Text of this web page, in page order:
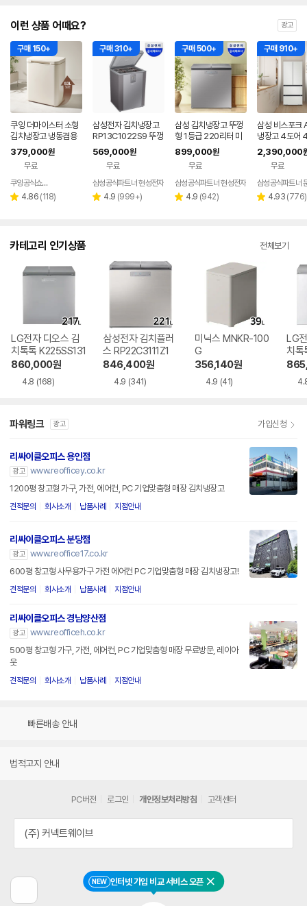
NEW 인터넷 가입 비교 서비스 오픈 닫기
이런 상품 어때요? 광고
구매 150+
쿠잉 더마이스터 소형
김치냉장고 냉동겸용
뚜껑형 발효숙성 K05
5CGGB 그레이지
379,000원
무료
페이
쿠잉공식쇼핑몰
별 4.86 리
(118)
구매 310+
삼성전자 김치냉장고
RP13C1022S9 뚜껑
형 126리터 소형 미니
김장
569,000원
무료
삼성공식파트너 현성전자
별 4.9 리
(999+)
구매 500+
삼성 김치냉장고 뚜껑
형 1등급 220리터 미
니 소형 냉동 2도어 스
탠드
899,000원
무료
삼성공식파트너 현성전자
별 4.9 리
(942)
구매 910+
삼성 비스포크
냉장고 4도어
등급 코타 화이
0F49M1A)
2,390,000
무료
삼성공식파트너
별 4.93 리
(776)
카테고리 인기상품 전체보기
LG전자 디오스 김
치톡톡 K225SS131
860,000원
4.8 (168)
삼성전자 김치플러
스 RP22C3111Z1
846,400원
4.9 (341)
미닉스 MNKR-100
G
356,140원
4.9 (41)
LG
치
1
파워링크 광고 가입신청
리싸이클오피스 용인점
광고 www.reofficey.co.kr
1200평 창고형 가구, 가전, 에어컨, PC 기업맞춤형 매장 김치냉장고
견적문의 회사소개 납품사례 지점안내
리싸이클오피스 분당점
광고 www.reoffice17.co.kr
600평 창고형 사무용가구 가전 에어컨 PC 기업맞춤형 매장 김치냉장고!
견적문의 회사소개 납품사례 지점안내
리싸이클오피스 경남양산점
광고 www.reofficeh.co.kr
500평 창고형 가구, 가전, 에어컨, PC 기업맞춤형 매장 무료방문, 레이아
웃
견적문의 회사소개 납품사례 지점안내
빠른배송 안내
법적고지 안내
전
PC버전 로그인 개인정보처리방침 고객센터
(주) 커넥트웨이브